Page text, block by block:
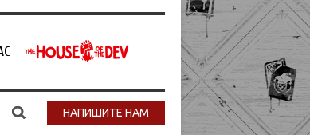
НАПИШИТЕ НАМ